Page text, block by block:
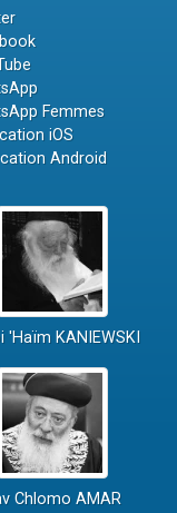
Femmes
iOS
Android
'Haïm KANIEWSKI
Chlomo AMAR